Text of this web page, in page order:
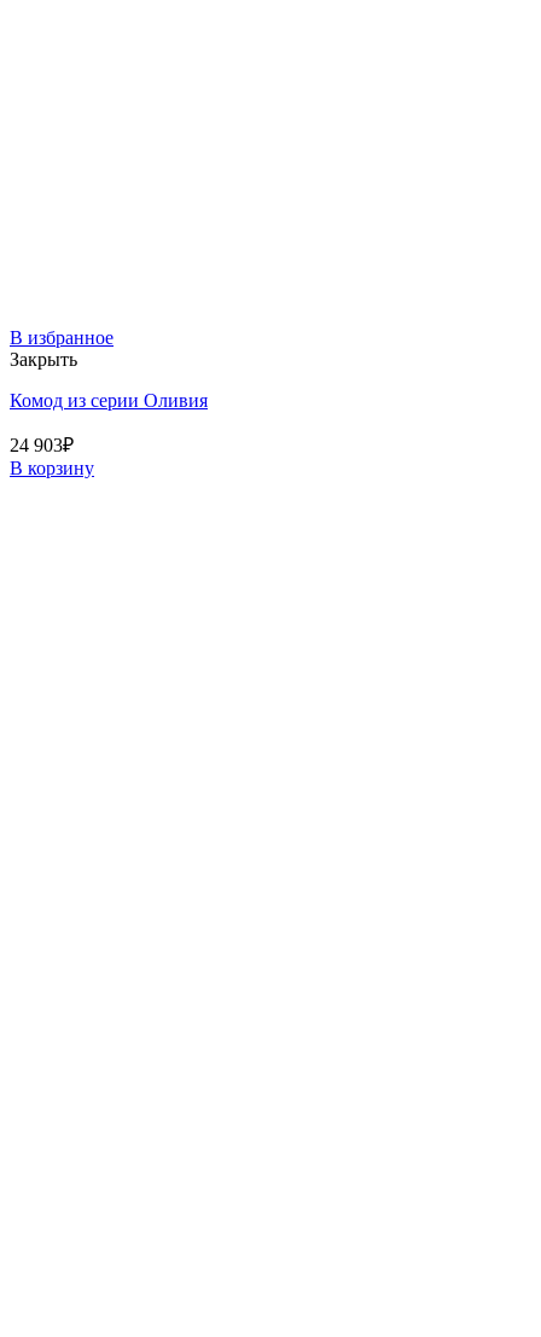
В избранное
Закрыть
Комод из серии Оливия
24 903₽
В корзину